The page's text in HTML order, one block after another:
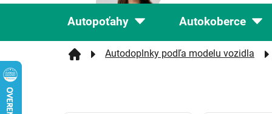
Autopoťahy Autokoberce
Autodoplnky podľa modelu vozidla